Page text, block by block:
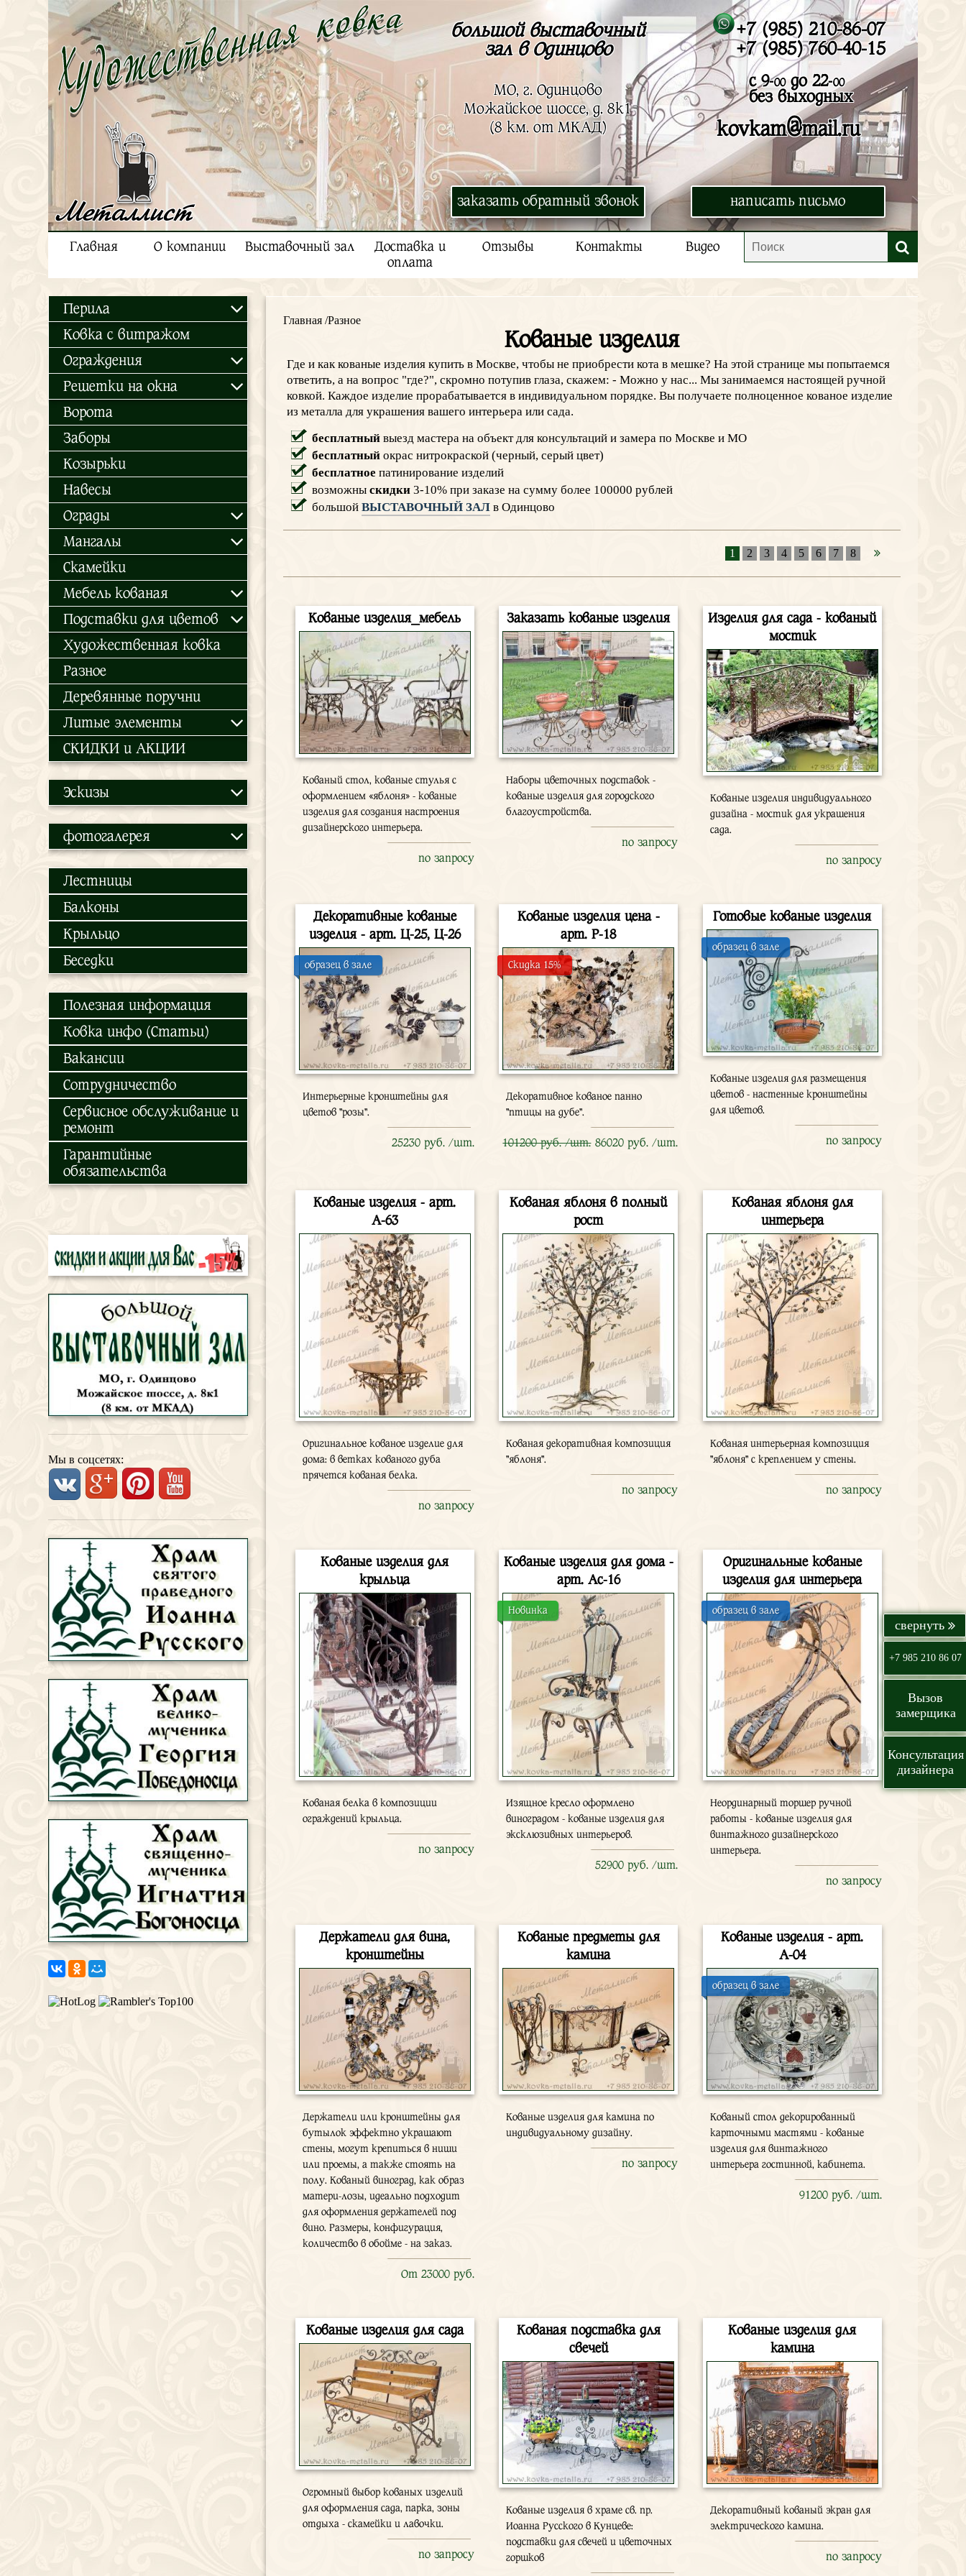
Металлист
+7 (985) 210-86-07
+7 (985) 760-40-15
с 9-00до 22-00
без выходных
kovkam@mail.ru
написать письмо
большой выставочный
зал в Одинцово
МО, г. Одинцово
Можайское шоссе, д. 8к1
(8 км. от МКАД)
заказать обратный звонок
Главная О компании Выставочный зал
Доставка и
оплата
Отзывы Контакты Видео
Перила
Ковка с витражом
Ограждения
Решетки на окна
Ворота
Заборы
Козырьки
Навесы
Ограды
Мангалы
Скамейки
Мебель кованая
Подставки для цветов
Художественная ковка
Разное
Деревянные поручни
Литые элементы
СКИДКИ и АКЦИИ
Эскизы
фотогалерея
Лестницы
Балконы
Крыльцо
Беседки
Полезная информация
Ковка инфо (Статьи)
Вакансии
Сотрудничество
Сервисное обслуживание и
ремонт
Гарантийные
обязательства
Мы в соцсетях:
Главная/Разное
Кованые изделия
Где и как кованые изделия купить в Москве, чтобы не приобрести кота в мешке? На этой странице мы попытаемся
ответить, а на вопрос "где?", скромно потупив глаза, скажем: - Можно у нас... Мы занимаемся настоящей ручной
ковкой. Каждое изделие прорабатывается в индивидуальном порядке. Вы получаете полноценное кованое изделие
из металла для украшения вашего интерьера или сада.
бесплатныйвыезд мастера на объект для консультаций и замера по Москве и МО
бесплатныйокрас нитрокраской (черный, серый цвет)
бесплатное патинирование изделий
возможны скидки3-10% при заказе на сумму более 100000 рублей
большой ВЫСТАВОЧНЫЙ ЗАЛв Одинцово
1 2 3 4 5 6 7 8
Кованые изделия_мебель
Кованый стол, кованые стулья с
оформлением «яблоня» - кованые
изделия для создания настроения
дизайнерского интерьера.
по запросу
Заказать кованые изделия
Наборы цветочных подставок -
кованые изделия для городского
благоустройства.
по запросу
Изделия для сада - кованый
мостик
Кованые изделия индивидуального
дизайна - мостик для украшения
сада.
по запросу
Декоративные кованые
изделия - арт. Ц-25, Ц-26
образец в зале
Интерьерные кронштейны для
цветов "розы".
25230 руб. /шт.
Кованые изделия цена -
арт. Р-18
Скидка 15%
Декоративное кованое панно
"птицы на дубе".
101200 руб. /шт. 86020 руб. /шт.
Готовые кованые изделия
образец в зале
Кованые изделия для размещения
цветов - настенные кронштейны
для цветов.
по запросу
Кованые изделия - арт.
А-63
Оригинальное кованое изделие для
дома: в ветках кованого дуба
прячется кованая белка.
по запросу
Кованая яблоня в полный
рост
Кованая декоративная композиция
"яблоня".
по запросу
Кованая яблоня для
интерьера
Кованая интерьерная композиция
"яблоня" с креплением у стены.
по запросу
Кованые изделия для
крыльца
Кованая белка в композиции
ограждений крыльца.
по запросу
Кованые изделия для дома -
арт. Ас-16
Новинка
Изящное кресло оформлено
виноградом - кованые изделия для
эксклюзивных интерьеров.
52900 руб. /шт.
Оригинальные кованые
изделия для интерьера
образец в зале
Неординарный торшер ручной
работы - кованые изделия для
винтажного дизайнерского
интерьера.
по запросу
Держатели для вина,
кронштейны
Держатели или кронштейны для
бутылок эффектно украшают
стены, могут крепиться в ниши
или проемы, а также стоять на
полу. Кованый виноград, как образ
матери-лозы, идеально подходит
для оформления держателей под
вино. Размеры, конфигурация,
количество в обойме - на заказ.
От 23000 руб.
Кованые предметы для
камина
Кованые изделия для камина по
индивидуальному дизайну.
по запросу
Кованые изделия - арт.
А-04
образец в зале
Кованый стол декорированный
карточными мастями - кованые
изделия для винтажного
интерьера гостинной, кабинета.
91200 руб. /шт.
Кованые изделия для сада
Огромный выбор кованых изделий
для оформления сада, парка, зоны
отдыха - скамейки и лавочки.
по запросу
Кованая подставка для
свечей
Кованые изделия в храме св. пр.
Иоанна Русского в Кунцеве:
подставки для свечей и цветочных
горшков
Кованые изделия для
камина
Декоративный кованый экран для
электрического камина.
по запросу
+7 985 210 86 07
Вызов
замерщика
Консультация
дизайнера